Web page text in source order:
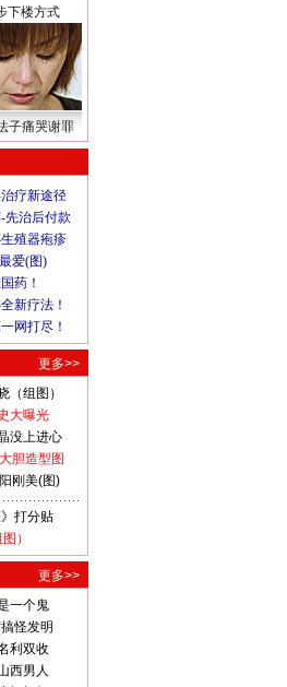
下楼方式
子痛哭谢罪
更多>>
（组图）
大曝光
没上进心
胆造型图
刚美(图)
打分贴
）
更多>>
一个鬼
怪发明
利双收
西男人